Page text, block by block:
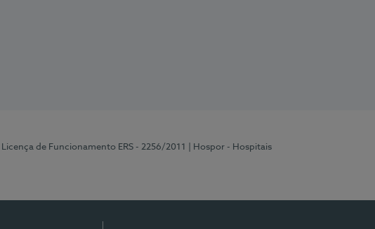
| Licença de Funcionamento ERS - 2256/2011
| Hospor - Hospitais